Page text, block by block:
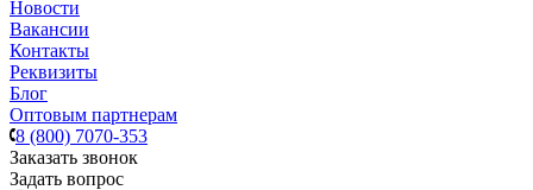
Новости
Вакансии
Контакты
Реквизиты
Блог
Оптовым партнерам
8 (800) 7070-353
Заказать звонок
Задать вопрос